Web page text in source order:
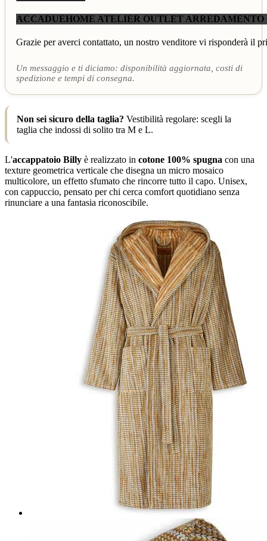
ACCADUEHOME ATELIER OUTLET ARREDAMENTO
Grazie per averci contattato, un nostro venditore vi risponderà il
Un messaggio e ti diciamo: disponibilità aggiornata, costi di
spedizione e tempi di consegna.
Non sei sicuro della taglia? Vestibilità regolare: scegli la
taglia che indossi di solito tra M e L.
L'accappatoio Billy è realizzato in cotone 100% spugna con una
texture geometrica verticale che disegna un micro mosaico
multicolore, un effetto sfumato che rincorre tutto il capo. Unisex,
con cappuccio, pensato per chi cerca comfort quotidiano senza
rinunciare a una fantasia riconoscibile.